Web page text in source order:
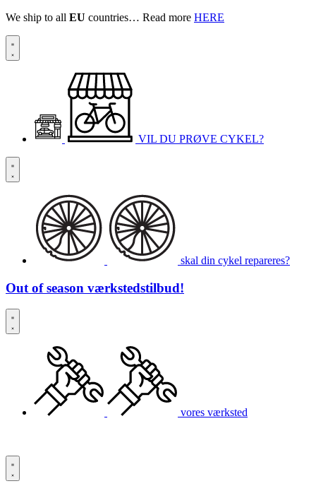
We ship to all EU countries… Read more HERE
VIL DU PRØVE CYKEL?
skal din cykel repareres?
Out of season værkstedstilbud!
vores værksted